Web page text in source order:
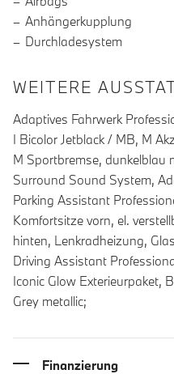
Anhängerkupplung
Durchladesystem
WEITERE
Adaptives Fahrwerk
I Bicolor Jetblack / MB, M
M Sportbremse, dunkelblau
Surround Sound System,
Parking Assistant
Komfortsitze vorn, el.
hinten, Lenkradheizung,
Driving Assistant
Iconic Glow Exterieurpaket,
Grey metallic;
Finanzierung